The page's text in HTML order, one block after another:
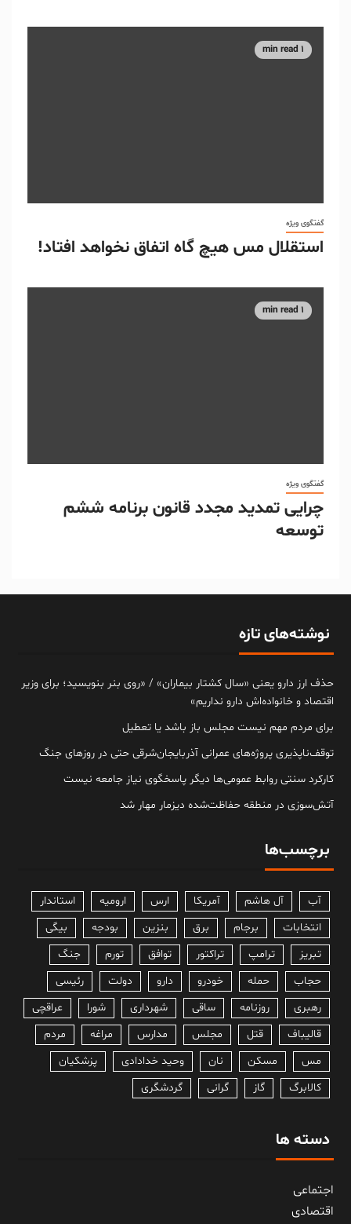
1 min read
گفتگوی ویژه
استقلال مس هیچ گاه اتفاق نخواهد افتاد!
1 min read
گفتگوی ویژه
چرایی تمدید مجدد قانون برنامه ششم
توسعه
نوشته‌های تازه
حذف ارز دارو یعنی «سال کشتار بیماران» / «روی بنر بنویسید؛ برای وزیر
اقتصاد و خانواده‌اش دارو نداریم»
برای مردم مهم نیست مجلس باز باشد یا تعطیل
توقف‌ناپذیری پروژه‌های عمرانی آذربایجان‌شرقی حتی در روزهای جنگ
کارکرد سنتی روابط عمومی‌ها دیگر پاسخگوی نیاز جامعه نیست
آتش‌سوزی در منطقه حفاظت‌شده دیزمار مهار شد
برچسب‌ها
آب آل هاشم آمریکا ارس ارومیه
استاندار
انتخابات
برجام برق بنزین بودجه
بیگی
تبریز
ترامپ تراکتور توافق تورم
جنگ
حجاب
حمله خودرو دارو دولت
رئیسی
رهبری
روزنامه ساقی شهرداری شورا
عراقچی
قالیباف
قتل مجلس مدارس مراغه
مردم
مس
مسکن نان وحید خدادادی
پزشکیان
کالابرگ
گاز گرانی گردشگری
دسته ها
اجتماعی
اقتصادی